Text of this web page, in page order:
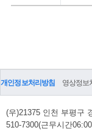
개인정보처리방침 영상정보
(우)21375 인천 부평구
510-7300(근무시간